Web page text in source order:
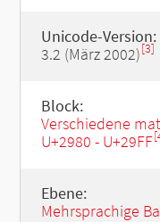
Unicode-Version:
3.2 (März 2002)[3]
Block:
Verschiedene
U+2980 - U+29FF
Ebene:
Mehrsprachige